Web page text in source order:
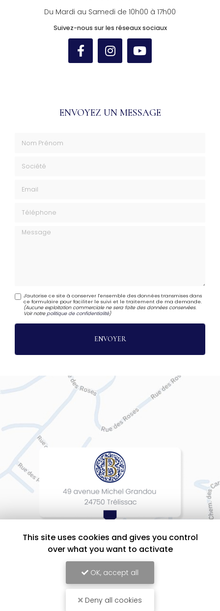
Du Mardi au Samedi de 10h00 à 17h00
Suivez-nous sur les réseaux sociaux
ENVOYEZ UN MESSAGE
Message
J'autorise ce site à conserver l'ensemble des données transmises dans
ce formulaire pour faciliter le suivi et le traitement de ma demande.
(Aucune exploitation commerciale ne sera faite des données conservées.
Voir notrepolitique de confidentialité)
This site uses cookies and gives you control
over what you want to activate
OK, accept all
Deny all cookies